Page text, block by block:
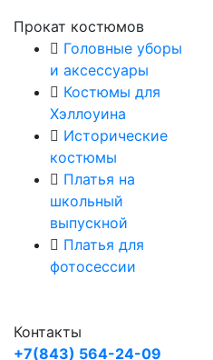
Прокат костюмов
Головные уборы
и аксессуары
Костюмы для
Хэллоуина
Исторические
костюмы
Платья на
школьный
выпускной
Платья для
фотосессии
Контакты
+7(843) 564-24-09